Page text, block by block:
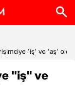
'iş' ve 'aş' oldu
"iş" ve